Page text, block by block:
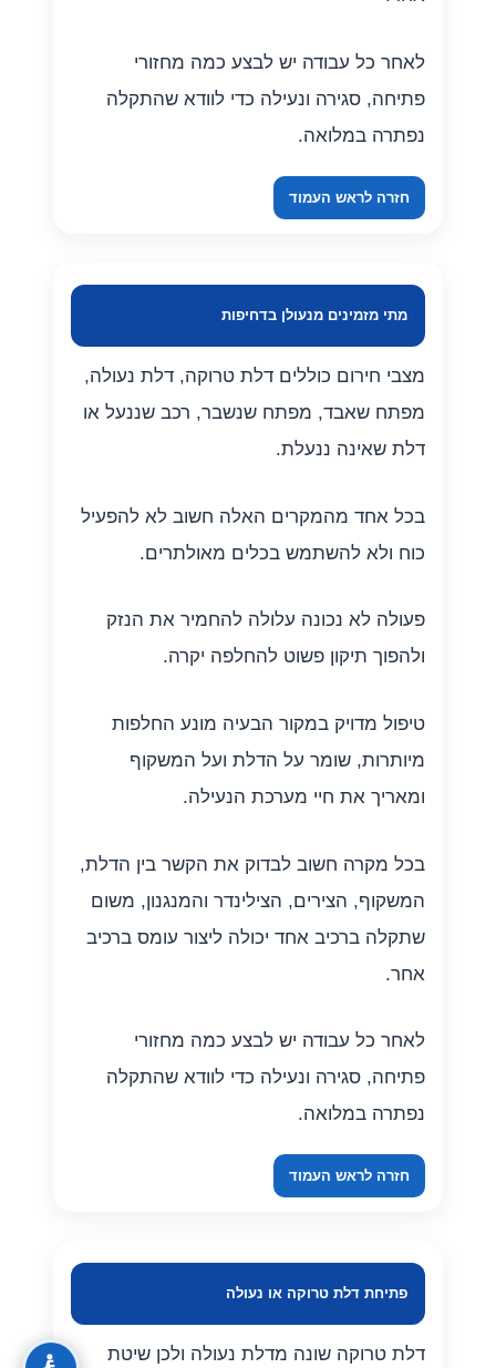
לאחר כל עבודה יש לבצע כמה מחזורי
פתיחה, סגירה ונעילה כדי לוודא שהתקלה
נפתרה במלואה.
חזרה לראש העמוד
מתי מזמינים מנעולן בדחיפות
מצבי חירום כוללים דלת טרוקה, דלת נעולה,
מפתח שאבד, מפתח שנשבר, רכב שננעל או
דלת שאינה ננעלת.
בכל אחד מהמקרים האלה חשוב לא להפעיל
כוח ולא להשתמש בכלים מאולתרים.
פעולה לא נכונה עלולה להחמיר את הנזק
ולהפוך תיקון פשוט להחלפה יקרה.
טיפול מדויק במקור הבעיה מונע החלפות
מיותרות, שומר על הדלת ועל המשקוף
ומאריך את חיי מערכת הנעילה.
בכל מקרה חשוב לבדוק את הקשר בין הדלת,
המשקוף, הצירים, הצילינדר והמנגנון, משום
שתקלה ברכיב אחד יכולה ליצור עומס ברכיב
אחר.
לאחר כל עבודה יש לבצע כמה מחזורי
פתיחה, סגירה ונעילה כדי לוודא שהתקלה
נפתרה במלואה.
חזרה לראש העמוד
פתיחת דלת טרוקה או נעולה
דלת טרוקה שונה מדלת נעולה ולכן שיטת